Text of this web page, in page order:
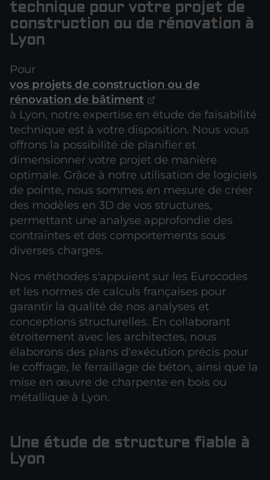
technique pour votre projet de
construction ou de rénovation à
Lyon
Pour
vos projets de construction ou de
rénovation de bâtiment
à Lyon, notre expertise en étude de faisabilité
technique est à votre disposition. Nous vous
offrons la possibilité de planifier et
dimensionner votre projet de manière
optimale. Grâce à notre utilisation de logiciels
de pointe, nous sommes en mesure de créer
des modèles en 3D de vos structures,
permettant une analyse approfondie des
contraintes et des comportements sous
diverses charges.
Nos méthodes s'appuient sur les Eurocodes
et les normes de calculs françaises pour
garantir la qualité de nos analyses et
conceptions structurelles. En collaborant
étroitement avec les architectes, nous
élaborons des plans d'exécution précis pour
le coffrage, le ferraillage de béton, ainsi que la
mise en œuvre de charpente en bois ou
métallique à Lyon.
Une étude de structure fiable à
Lyon